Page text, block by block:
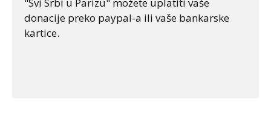
"Svi Srbi u Parizu" možete uplatiti vaše
donacije preko paypal-a ili vaše bankarske
kartice.